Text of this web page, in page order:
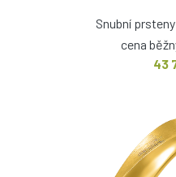
Snubní
cena
43